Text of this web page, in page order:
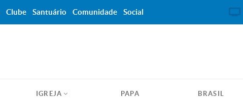
IGREJA PAPA BRASIL
Clube Santuário Comunidade Social